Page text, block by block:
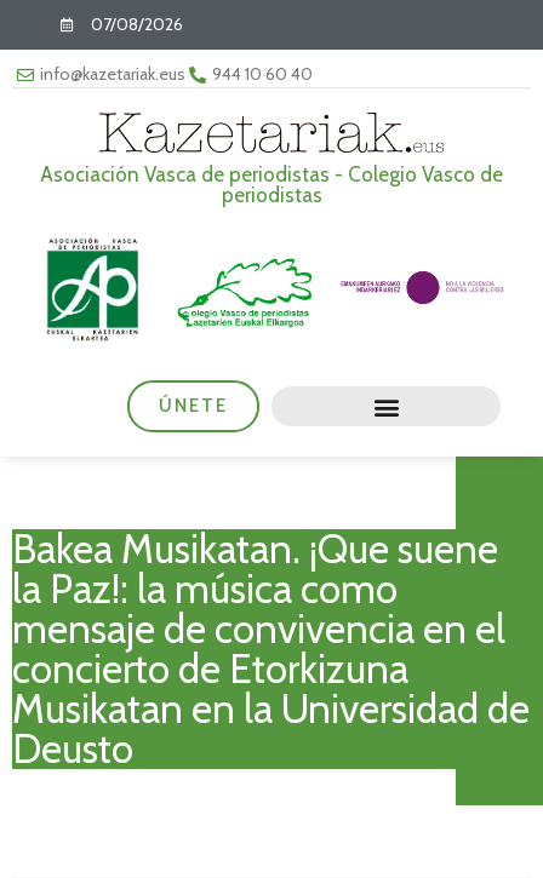
07/08/2026
info@kazetariak.eus 944 10 60 40
Asociación Vasca de periodistas - Colegio Vasco de
periodistas
ÚNETE
Bakea Musikatan. ¡Que suene
la Paz!: la música como
mensaje de convivencia en el
concierto de Etorkizuna
Musikatan en la Universidad de
Deusto